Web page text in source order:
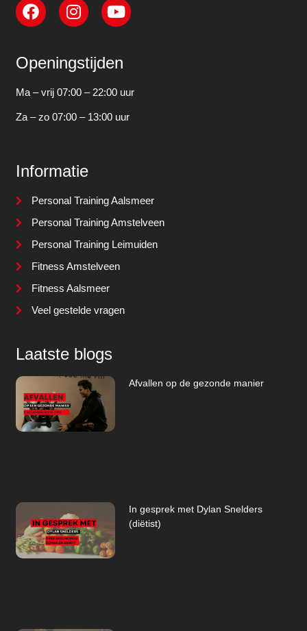
Openingstijden
Ma – vrij 07:00 – 22:00 uur
Za – zo 07:00 – 13:00 uur
Informatie
Personal Training Aalsmeer
Personal Training Amstelveen
Personal Training Leimuiden
Fitness Amstelveen
Fitness Aalsmeer
Veel gestelde vragen
Laatste blogs
Afvallen op de gezonde manier
In gesprek met Dylan Snelders
(diëtist)